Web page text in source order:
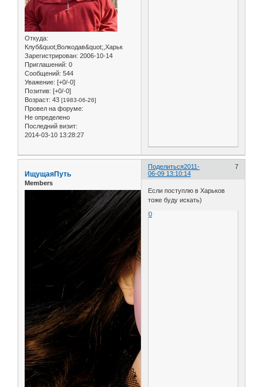
Откуда:
Клуб&quot;Волкодав&quot;,Харьк
Зарегистрирован: 2006-10-14
Приглашений: 0
Сообщений: 544
Уважение: [+0/-0]
Позитив: [+0/-0]
Возраст: 43 [1983-06-26]
Провел на форуме:
Не определено
Последний визит:
2014-03-10 13:28:27
Поделиться 7
2011-
06-09 13:10:14
ИщущаяПуть
Members
Если поступлю в Харьков
тоже буду искать)
0